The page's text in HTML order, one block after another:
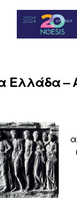
Ελλάδα –